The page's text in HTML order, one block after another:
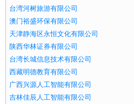
台湾河树旅游有限公司
澳门裕盛环保有限公司
天津静海区永恒文化有限公司
陕西华林证券有限公司
台湾长城信息技术有限公司
西藏明德教育有限公司
广西兴源人工智能有限公司
吉林佳辰人工智能有限公司